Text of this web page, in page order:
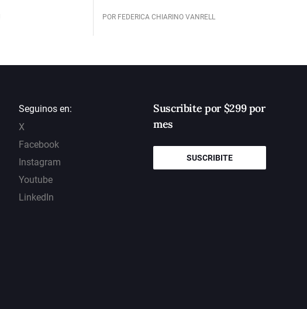
POR FEDERICA CHIARINO VANRELL
Seguinos en:
X
Facebook
Instagram
Youtube
LinkedIn
Suscribite por $299 por
mes
SUSCRIBITE